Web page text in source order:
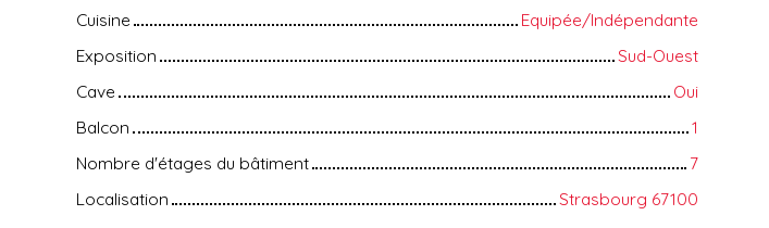
Cuisine
Equipée/Indépendante
Exposition
Sud-Ouest
Cave
Oui
Balcon
1
Nombre d'étages du bâtiment
7
Localisation
Strasbourg 67100